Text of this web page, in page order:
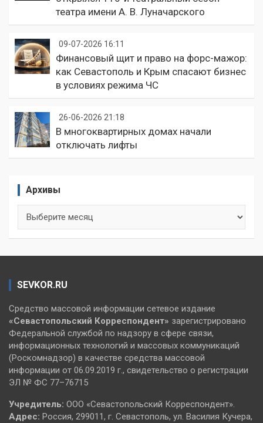
театра имени А. В. Луначарского
09-07-2026 16:11
Финансовый щит и право на форс-мажор:
как Севастополь и Крым спасают бизнес
в условиях режима ЧС
26-06-2026 21:18
В многоквартирных домах начали
отключать лифты
Архивы
SEVKOR.RU
Средство массовой информации сетевое издание
«Севастопольский Корреспондент» зарегистрировано
Федеральной службой по надзору в сфере связи,
информационных технологий и массовых коммуникаций
(Роскомнадзор) в качестве средства массовой
информации от 06.09.2019 г., свидетельство о регистрации
ЭЛ № ФС 77–76715
Учредитель: ООО «Севастопольский Корреспондент».
Адрес: Россия, 299011, г. Севастополь, ул. Василия Кучера,